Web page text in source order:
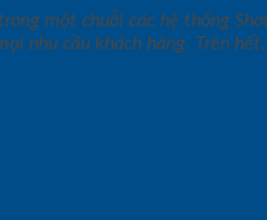
một chuỗi các hệ thống
nhu cầu khách hàng. Trên hết,